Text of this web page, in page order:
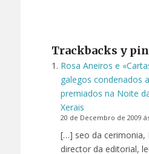
Trackbacks y
Rosa Aneiros e
galegos condenados
premiados na Noite
Xerais
20 de Decembro de 2009
[…] seo da cerimonia,
director da editorial,